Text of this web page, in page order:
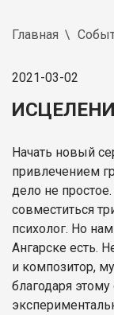
Главная
2021-03-02
Начать новый
привлечением
дело не
совместиться
психолог. Но
Ангарске есть.
и композитор,
благодаря